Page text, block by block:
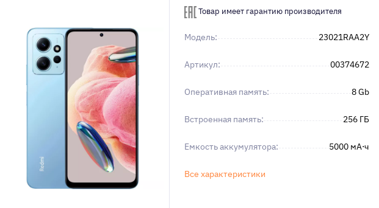
Товар имеет гарантию производителя
Модель: 23021RAA2Y
Артикул: 00374672
Оперативная память: 8 Gb
Встроенная память: 256 ГБ
Емкость аккумулятора: 5000 мА⋅ч
Все характеристики